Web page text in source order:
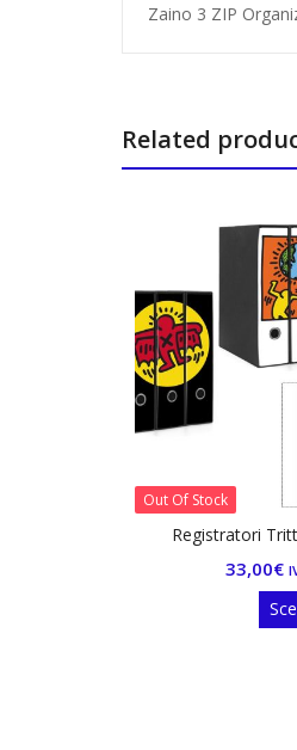
Zaino 3 ZIP
Related
Out Of Stock
Registratori
33,00€